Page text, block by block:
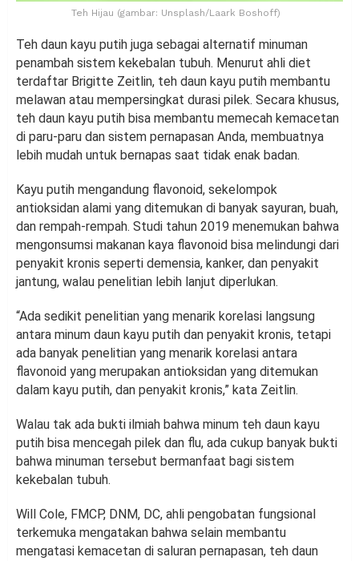
Teh Hijau (gambar: Unsplash/Laark Boshoff)
Teh daun kayu putih juga sebagai alternatif minuman
penambah sistem kekebalan tubuh. Menurut ahli diet
terdaftar Brigitte Zeitlin, teh daun kayu putih membantu
melawan atau mempersingkat durasi pilek. Secara khusus,
teh daun kayu putih bisa membantu memecah kemacetan
di paru-paru dan sistem pernapasan Anda, membuatnya
lebih mudah untuk bernapas saat tidak enak badan.
Kayu putih mengandung flavonoid, sekelompok
antioksidan alami yang ditemukan di banyak sayuran, buah,
dan rempah-rempah. Studi tahun 2019 menemukan bahwa
mengonsumsi makanan kaya flavonoid bisa melindungi dari
penyakit kronis seperti demensia, kanker, dan penyakit
jantung, walau penelitian lebih lanjut diperlukan.
“Ada sedikit penelitian yang menarik korelasi langsung
antara minum daun kayu putih dan penyakit kronis, tetapi
ada banyak penelitian yang menarik korelasi antara
flavonoid yang merupakan antioksidan yang ditemukan
dalam kayu putih, dan penyakit kronis,” kata Zeitlin.
Walau tak ada bukti ilmiah bahwa minum teh daun kayu
putih bisa mencegah pilek dan flu, ada cukup banyak bukti
bahwa minuman tersebut bermanfaat bagi sistem
kekebalan tubuh.
Will Cole, FMCP, DNM, DC, ahli pengobatan fungsional
terkemuka mengatakan bahwa selain membantu
mengatasi kemacetan di saluran pernapasan, teh daun